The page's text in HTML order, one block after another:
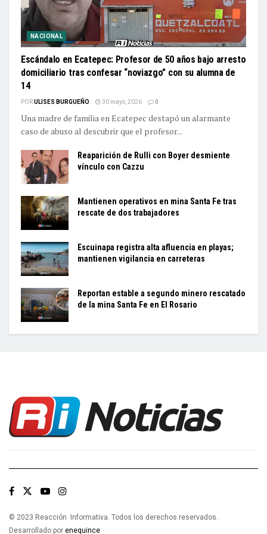
NACIONAL
Escándalo en Ecatepec: Profesor de 50 años bajo arresto
domiciliario tras confesar “noviazgo” con su alumna de
14
PORULISES BURGUEÑO 30 mayo, 2026 0
Una madre de familia en Ecatepec destapó un alarmante
caso de abuso al descubrir que el profesor...
Reaparición de Rulli con Boyer desmiente
vínculo con Cazzu
Mantienen operativos en mina Santa Fe tras
rescate de dos trabajadores
Escuinapa registra alta afluencia en playas;
mantienen vigilancia en carreteras
Reportan estable a segundo minero rescatado
de la mina Santa Fe en El Rosario
© 2023 Reacción Informativa. Todos los derechos reservados.
Desarrollado por enequince